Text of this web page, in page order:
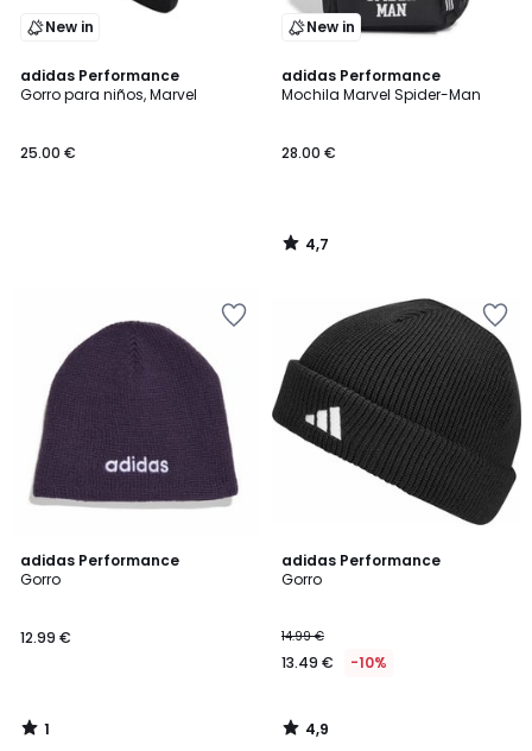
New in
adidas Performance
Gorro para niños, Marvel
25.00 €
New in
adidas Performance
Mochila Marvel Spider-Man
28.00 €
4,7
/ 5
4,7
/
adidas Performance
Gorro
12.99 €
1
/
1
/
adidas Performance
Gorro
14.99 €
13.49 € -10%
4,9
/ 5
4,9
/